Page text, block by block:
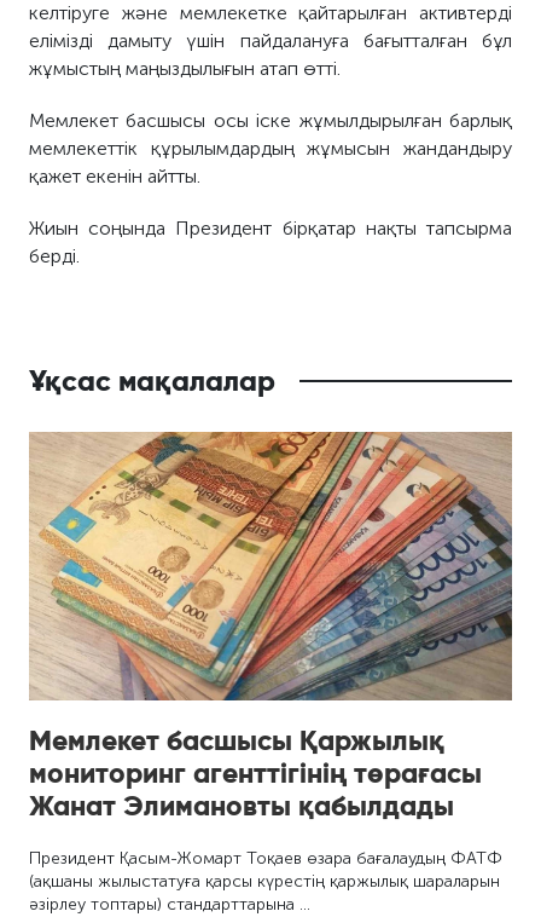
келтіруге және мемлекетке қайтарылған активтерді
елімізді дамыту үшін пайдалануға бағытталған бұл
жұмыстың маңыздылығын атап өтті.
Мемлекет басшысы осы іске жұмылдырылған барлық
мемлекеттік құрылымдардың жұмысын жандандыру
қажет екенін айтты.
Жиын соңында Президент бірқатар нақты тапсырма
берді.
Ұқсас мақалалар
Мемлекет басшысы Қаржылық
мониторинг агенттігінің төрағасы
Жанат Элимановты қабылдады
Президент Қасым-Жомарт Тоқаев өзара бағалаудың ФАТФ
(ақшаны жылыстатуға қарсы күрестің қаржылық шараларын
әзірлеу топтары) стандарттарына …